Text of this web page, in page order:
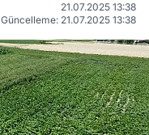
21.07.2025 13:38
Güncelleme: 21.07.2025 13:38